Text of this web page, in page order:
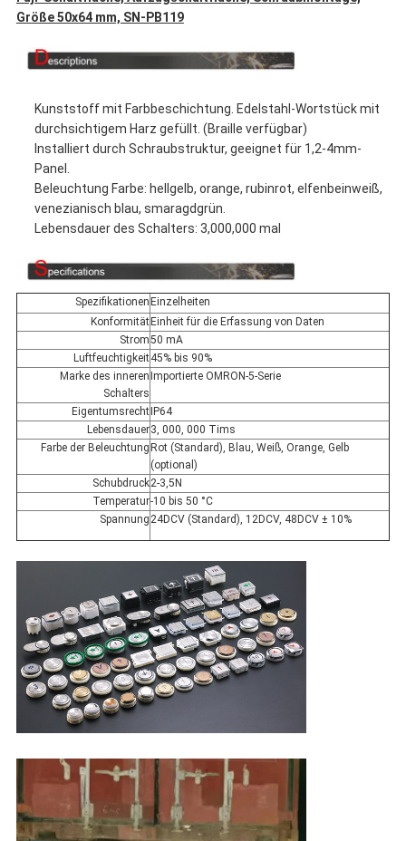
Größe 50x64 mm, SN-PB119
Kunststoff mit Farbbeschichtung. Edelstahl-Wortstück mit
durchsichtigem Harz gefüllt. (Braille verfügbar)
Installiert durch Schraubstruktur, geeignet für 1,2-4mm-
Panel.
Beleuchtung Farbe: hellgelb, orange, rubinrot, elfenbeinweiß,
venezianisch blau, smaragdgrün.
Lebensdauer des Schalters: 3,000,000 mal
Spezifikationen Einzelheiten
Konformität Einheit für die Erfassung von Daten
Strom50 mA
Luftfeuchtigkeit45% bis 90%
Marke des inneren
Schalters
Importierte OMRON-5-Serie
Eigentumsrecht IP64
Lebensdauer3, 000, 000 Tims
Farbe der Beleuchtung Rot (Standard), Blau, Weiß, Orange, Gelb
(optional)
Schubdruck2-3,5N
Temperatur-10 bis 50 °C
Spannung24DCV (Standard), 12DCV, 48DCV ± 10%